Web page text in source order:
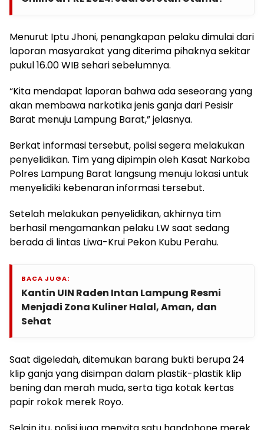
Menurut Iptu Jhoni, penangkapan pelaku dimulai dari
laporan masyarakat yang diterima pihaknya sekitar
pukul 16.00 WIB sehari sebelumnya.
“Kita mendapat laporan bahwa ada seseorang yang
akan membawa narkotika jenis ganja dari Pesisir
Barat menuju Lampung Barat,” jelasnya.
Berkat informasi tersebut, polisi segera melakukan
penyelidikan. Tim yang dipimpin oleh Kasat Narkoba
Polres Lampung Barat langsung menuju lokasi untuk
menyelidiki kebenaran informasi tersebut.
Setelah melakukan penyelidikan, akhirnya tim
berhasil mengamankan pelaku LW saat sedang
berada di lintas Liwa-Krui Pekon Kubu Perahu.
BACA JUGA:
Kantin UIN Raden Intan Lampung Resmi
Menjadi Zona Kuliner Halal, Aman, dan
Sehat
Saat digeledah, ditemukan barang bukti berupa 24
klip ganja yang disimpan dalam plastik-plastik klip
bening dan merah muda, serta tiga kotak kertas
papir rokok merek Royo.